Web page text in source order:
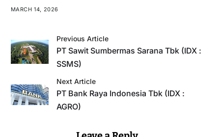
MARCH 14, 2026
Previous Article
PT Sawit Sumbermas Sarana Tbk (IDX :
SSMS)
Next Article
PT Bank Raya Indonesia Tbk (IDX :
AGRO)